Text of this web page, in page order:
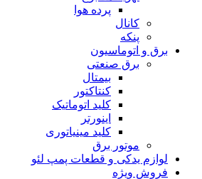
پرده هوا
کانال
پنکه
برق و اتوماسیون
برق صنعتی
بیمتال
کنتاکتور
کلید اتوماتیک
اینورتر
کلید مینیاتوری
موتور برق
لوازم یدکی و قطعات پمپ لئو
فروش ویژه